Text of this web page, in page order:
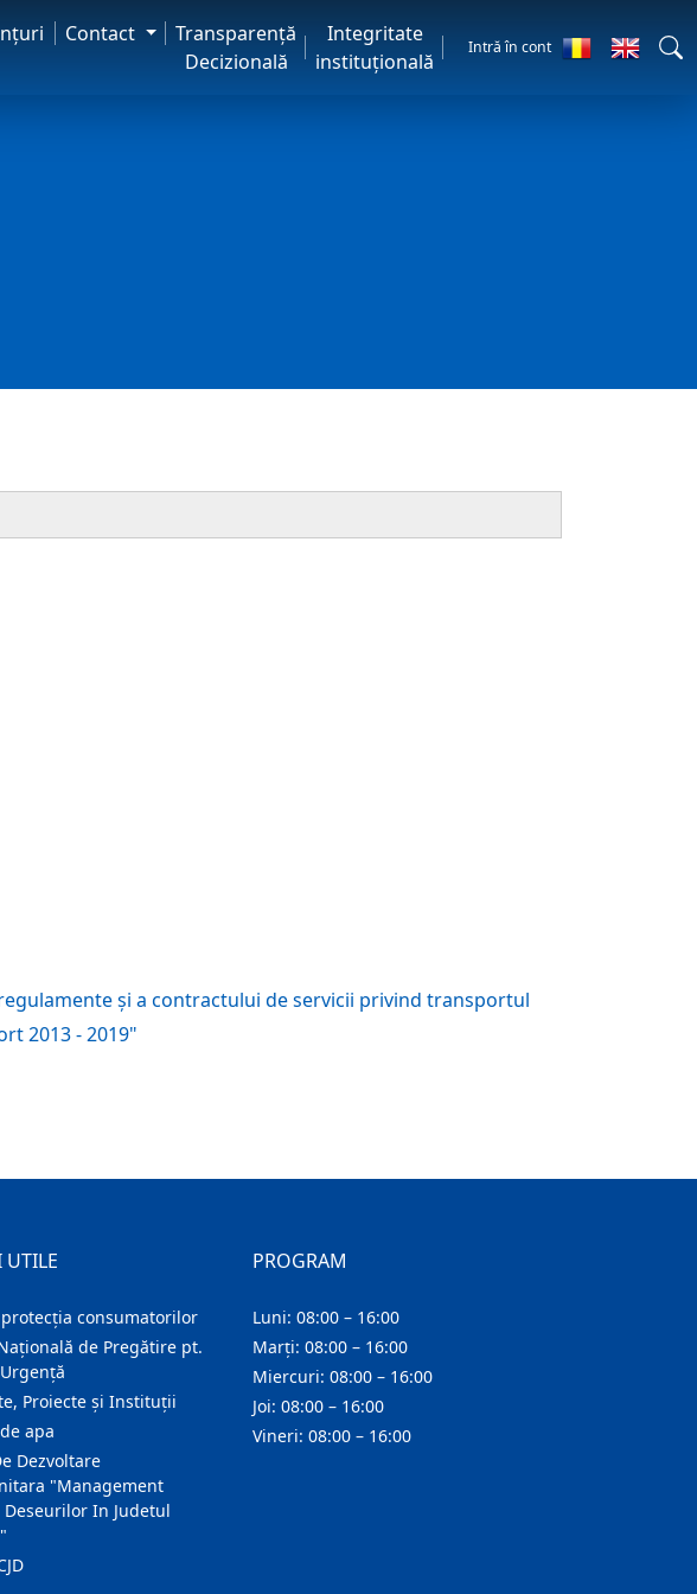
Contact
Transparență
Decizională
Integritate
instituțională
Intră în cont
și a contractului de servicii privind transportul
2013 - 2019"
UTILE
consumatorilor
de Pregătire pt.
Proiecte și Instituții
apa
Dezvoltare
"Management
In Judetul
PROGRAM
Luni: 08:00 – 16:00
Marți: 08:00 – 16:00
Miercuri: 08:00 – 16:00
Joi: 08:00 – 16:00
Vineri: 08:00 – 16:00